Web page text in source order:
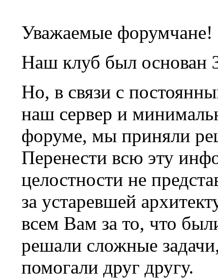
Уважаемые форумчане!
Наш клуб был основан
Но, в связи с
наш сервер и
форуме, мы приняли
Перенести всю эту
целостности не
за устаревшей
всем Вам за то, что
решали сложные
помогали друг другу.